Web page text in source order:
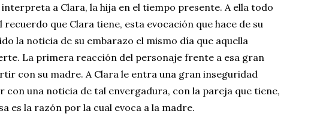
a Clara, la hija en el tiempo presente. A ella todo
recuerdo que Clara tiene, esta evocación que hace de su
la noticia de su embarazo el mismo día que aquella
La primera reacción del personaje frente a esa gran
con su madre. A Clara le entra una gran inseguridad
con una noticia de tal envergadura, con la pareja que tiene,
es la razón por la cual evoca a la madre.